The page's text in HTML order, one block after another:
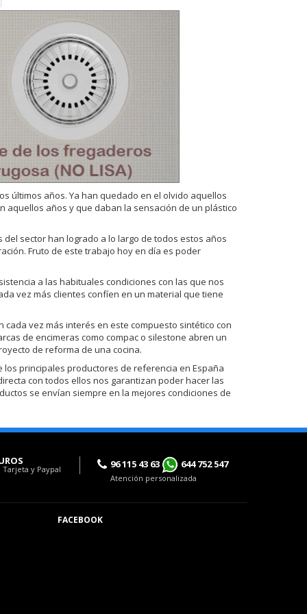
últimos años. Ya han quedado en el olvido aquellos
años y que daban la sensación de un plástico
sector han logrado a lo largo de todos estos años
Fruto de este trabajo hoy en día es poder
a las habituales condiciones con las que nos
vez más clientes confíen en un material que tiene
vez más interés en este compuesto sintético con
de encimeras como compac o silestone abren un
de reforma de una cocina.
principales productores de referencia en España
con todos ellos nos garantizan poder hacer las
se envían siempre en la mejores condiciones de
y Paypal 96 115 43 63 644 752 547
Atención personalizada
FACEBOOK